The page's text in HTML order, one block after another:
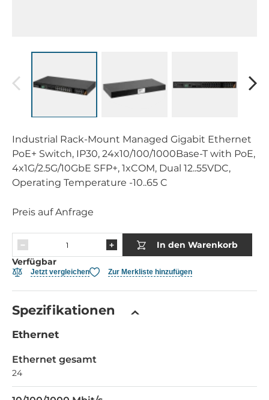
Industrial Rack-Mount Managed Gigabit Ethernet
PoE+ Switch, IP30, 24x10/100/1000Base-T with PoE,
4x1G/2.5G/10GbE SFP+, 1xCOM, Dual 12..55VDC,
Operating Temperature -10..65 C
Preis auf Anfrage
In den Warenkorb
Verfügbar
Jetzt vergleichen Zur Merkliste hinzufügen
Spezifikationen
Ethernet
Ethernet gesamt
24